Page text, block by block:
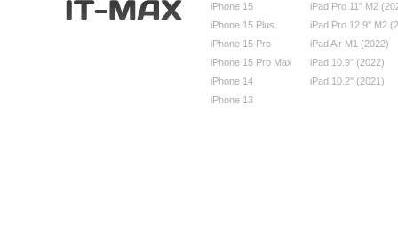
iPhone 15
iPhone 15 Plus
iPhone 15 Pro
iPhone 15 Pro Max
iPhone 14
iPhone 13
iPad Pro 11" M2
iPad Pro 12.9" M2
iPad Air M1 (2022)
iPad 10.9" (2022)
iPad 10.2" (2021)